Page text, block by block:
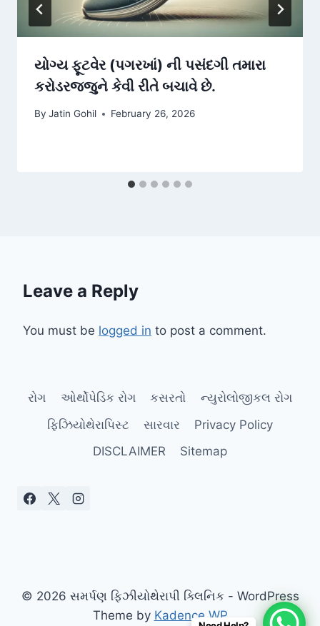
યોગ્ય ફૂટવેર (પગરખાં) ની પસંદગી તમારા
કરોડરજ્જુને કેવી રીતે બચાવે છે.
By Jatin Gohil February 26, 2026
Leave a Reply
You must be logged in to post a comment.
રોગ ઓર્થોપેડિક રોગ કસરતો
ન્યુરોલોજીકલ રોગ
ફિઝિયોથેરાપિસ્ટ
સારવાર
Privacy Policy
DISCLAIMER
Sitemap
© 2026 સમર્પણ ફિઝીયોથેરાપી ક્લિનિક - WordPress
Theme by Kadence WP